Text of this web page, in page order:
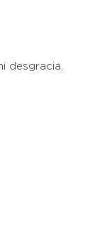
desgracia,